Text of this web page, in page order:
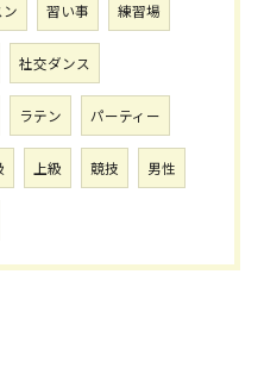
習い事 練習場
社交ダンス
ラテン パーティー
上級 競技 男性